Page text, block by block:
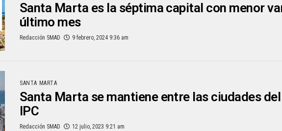
Santa Marta es la séptima capital con menor
último mes
Redacción SMAD 9 febrero, 2024 9:36 am
SANTA MARTA
Santa Marta se mantiene entre las ciudades
IPC
Redacción SMAD 12 julio, 2023 9:21 am